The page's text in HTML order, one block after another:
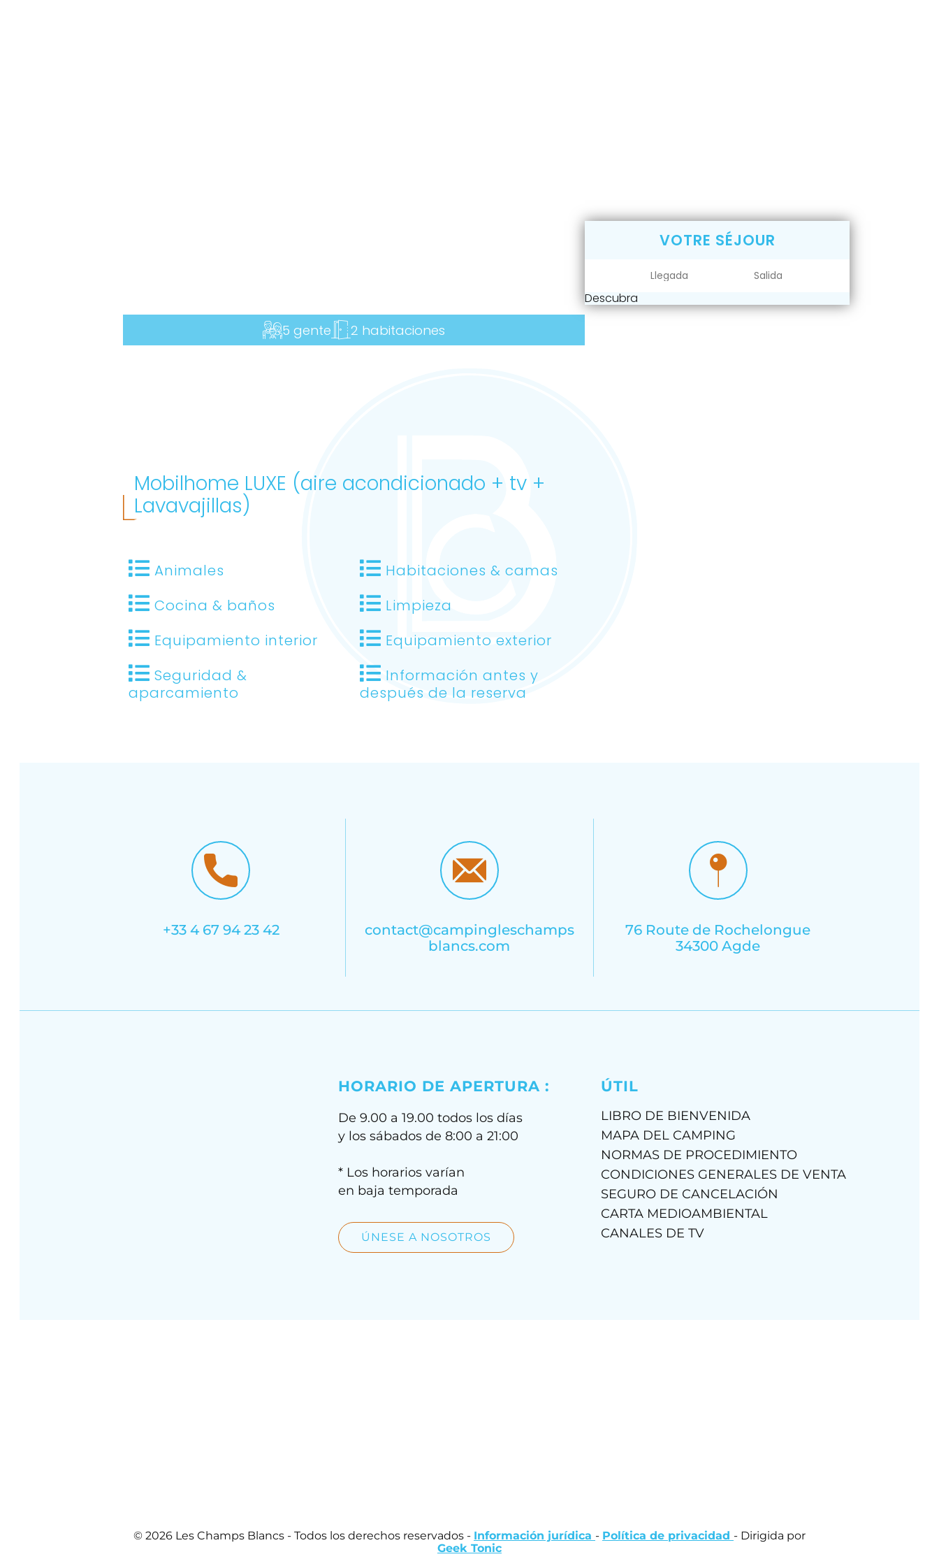
5 gente 2 habitaciones
Mobilhome LUXE (aire acondicionado + tv +
Lavavajillas)
Animales
Habitaciones & camas
Cocina & baños
Limpieza
Equipamiento interior
Equipamiento exterior
Seguridad &
aparcamiento
Información antes y
después de la reserva
VOTRE SÉJOUR
Descubra
+33 4 67 94 23 42
contact@campingleschamps
blancs.com
76 Route de Rochelongue
34300 Agde
HORARIO DE APERTURA :
De 9.00 a 19.00 todos los días
y los sábados de 8:00 a 21:00
* Los horarios varían
en baja temporada
ÚNESE A NOSOTROS
ÚTIL
LIBRO DE BIENVENIDA
MAPA DEL CAMPING
NORMAS DE PROCEDIMIENTO
CONDICIONES GENERALES DE VENTA
SEGURO DE CANCELACIÓN
CARTA MEDIOAMBIENTAL
CANALES DE TV
© 2026 Les Champs Blancs - Todos los derechos reservados - Información jurídica - Política de privacidad - Dirigida por
Geek Tonic